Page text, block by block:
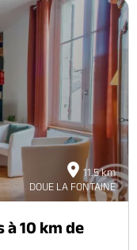
11.5 km
DOUE LA FONTAINE
à 10 km de